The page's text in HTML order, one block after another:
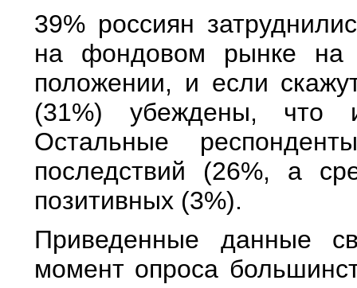
39% россиян
на фондовом рынке на
положении, и если
(31%) убеждены, что
Остальные
последствий (26%, а
позитивных (3%).
Приведенные данные
момент опроса